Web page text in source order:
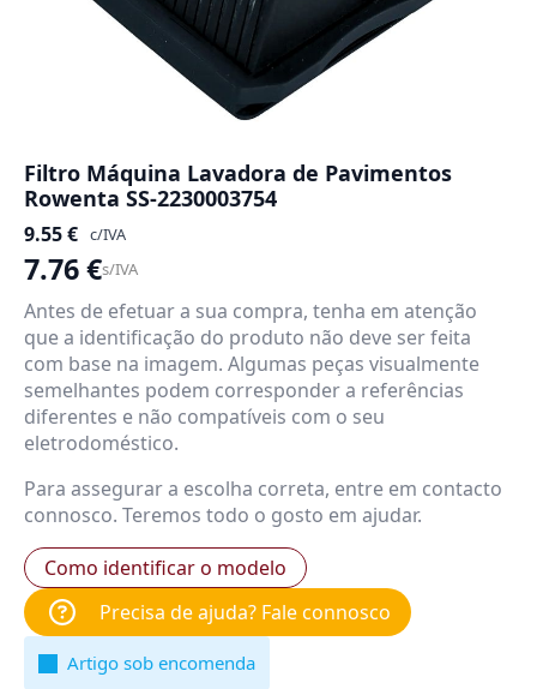
Filtro Máquina Lavadora de Pavimentos
Rowenta SS-2230003754
9.55€ c/IVA
7.76€s/IVA
Antes de efetuar a sua compra, tenha em atenção
que a identificação do produto não deve ser feita
com base na imagem. Algumas peças visualmente
semelhantes podem corresponder a referências
diferentes e não compatíveis com o seu
eletrodoméstico.
Para assegurar a escolha correta, entre em contacto
connosco. Teremos todo o gosto em ajudar.
Como identificar o modelo
Precisa de ajuda? Fale connosco
Artigo sob encomenda